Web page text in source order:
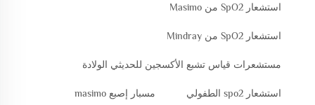
استشعار SpO2 من Masimo
استشعار SpO2 من Mindray
مستشعرات قياس تشبع الأكسجين للحديثي الولادة
استشعار spo2 الطفولي مسبار إصبع masimo